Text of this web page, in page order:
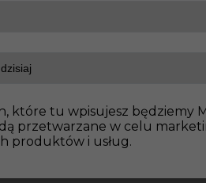
które tu wpisujesz będziemy
przetwarzane w celu
produktów i usług.